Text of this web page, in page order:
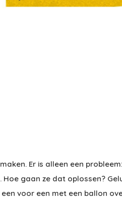
Er is alleen een
gaan ze dat oplossen?
voor een met een ballon